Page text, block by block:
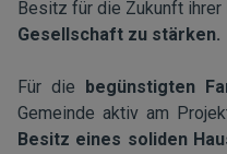
Besitz für die Zukunft ihrer
Gesellschaft zu stärken.
Für die begünstigten
Gemeinde aktiv am
Besitz eines soliden